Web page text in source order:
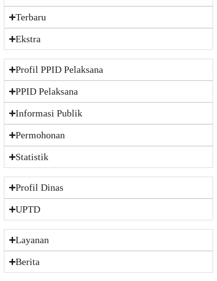
Terbaru
Ekstra
Profil PPID Pelaksana
PPID Pelaksana
Informasi Publik
Permohonan
Statistik
Profil Dinas
UPTD
Layanan
Berita